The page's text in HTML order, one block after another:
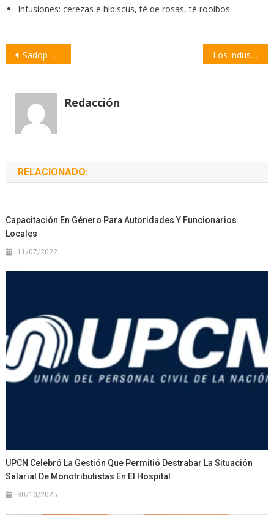
Infusiones: cerezas e hibiscus, té de rosas, té rooibos.
Navegación
entradas
Sadop Rosario denunció «espionaje» del Ministerio de Educación de Santa Fe Los industriales de Santa Fe piden que la quita de subsidios se haga en 12 meses
Redacción
RELACIONADO:
Capacitación En Género Para Autoridades Y Funcionarios
Locales
11/07/2022
UPCN Celebró La Gestión Que Permitió Destrabar La Situación
Salarial De Monotributistas En El Hospital
30/10/2025